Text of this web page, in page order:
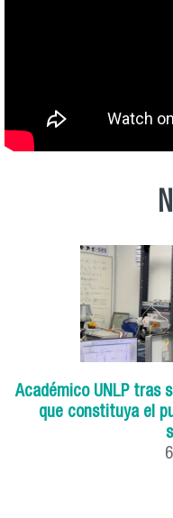
Académico UNLP tras
que constituya el
6